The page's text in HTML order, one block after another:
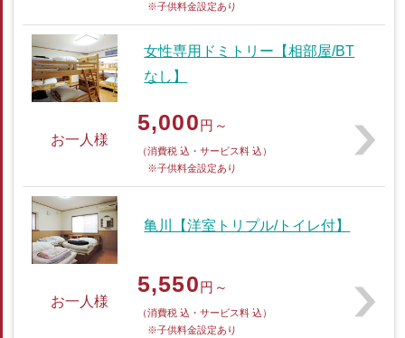
※子供料金設定あり
女性専用ドミトリー【相部屋/BT
なし】
お一人様
5,000円～
（消費税 込・サービス料 込）
※子供料金設定あり
亀川【洋室トリプル/トイレ付】
お一人様
5,550円～
（消費税 込・サービス料 込）
※子供料金設定あり